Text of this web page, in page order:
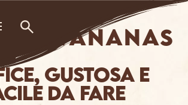
ALL’ANANAS
gustosa e
da fare